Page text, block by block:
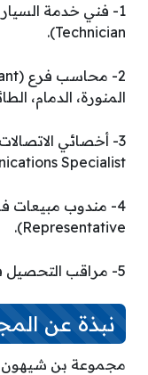
Technician).
المنورة، الدمام،
Specialist).
Representative).
5- مراقب التحصيل في جدة (Collection Controller).
نبذة عن
­مجموعة بن شيهون